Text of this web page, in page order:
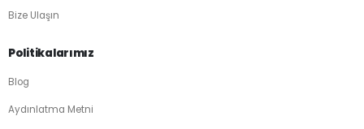
Bize Ulaşın
Politikalarımız
Blog
Aydınlatma Metni